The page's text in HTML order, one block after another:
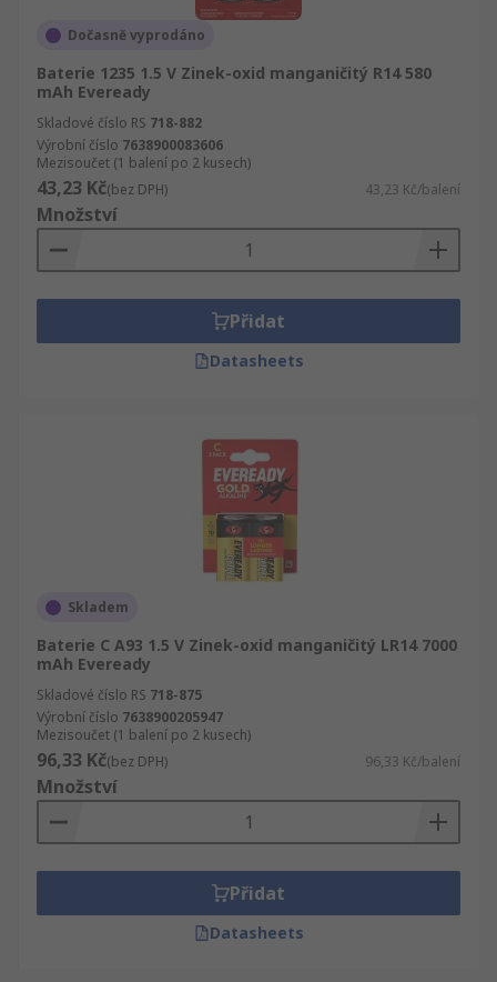
Dočasně vyprodáno
Baterie 1235 1.5 V Zinek-oxid manganičitý R14 580
mAh Eveready
Skladové číslo RS 718-882
Výrobní číslo 7638900083606
Mezisoučet (1 balení po 2 kusech)
43,23 Kč(bez DPH) 43,23 Kč/balení
Množství
Přidat
Datasheets
Skladem
Baterie C A93 1.5 V Zinek-oxid manganičitý LR14 7000
mAh Eveready
Skladové číslo RS 718-875
Výrobní číslo 7638900205947
Mezisoučet (1 balení po 2 kusech)
96,33 Kč(bez DPH) 96,33 Kč/balení
Množství
Přidat
Datasheets